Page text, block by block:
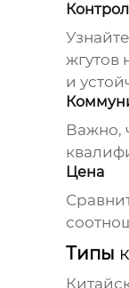
жгутов
и
Важно,
Цена
Типы